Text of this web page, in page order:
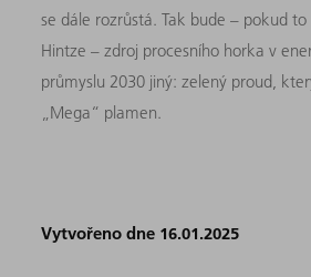
se dále rozrůstá. Tak bude – pokud
Hintze – zdroj procesního horka v
průmyslu 2030 jiný: zelený proud,
„Mega“ plamen.
Vytvořeno dne 16.01.2025